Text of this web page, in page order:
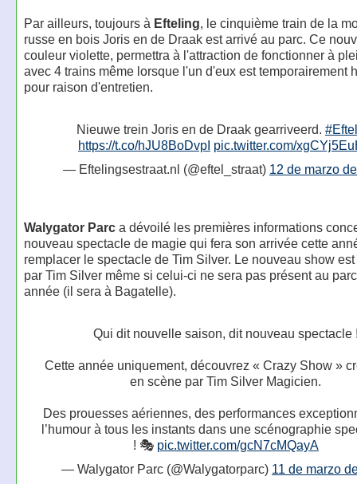
Par ailleurs, toujours à Efteling, le cinquième train de la
russe en bois Joris en de Draak est arrivé au parc. Ce
couleur violette, permettra à l'attraction de fonctionner à
avec 4 trains même lorsque l'un d'eux est temporairement
pour raison d'entretien.
Nieuwe trein Joris en de Draak gearriveerd.
https://t.co/hJU8BoDvpI pic.twitter.com/
— Eftelingsestraat.nl (@eftel_straat) 12 de marzo
Walygator Parca dévoilé les premières informations
nouveau spectacle de magie qui fera son arrivée cette
remplacer le spectacle de Tim Silver. Le nouveau show
par Tim Silver même si celui-ci ne sera pas présent au
année (il sera à Bagatelle).
Qui dit nouvelle saison, dit nouveau spectacle
Cette année uniquement, découvrez « Crazy Show »
en scène par Tim Silver Magicien.
Des prouesses aériennes, des performances
l’humour à tous les instants dans une scénographie
! 🎭 pic.twitter.com/gcN7cMQayA
— Walygator Parc (@Walygatorparc) 11 de marzo